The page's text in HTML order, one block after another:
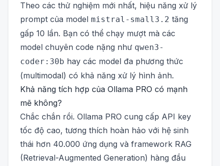
Theo các thử nghiệm mới nhất, hiệu năng xử lý
prompt của model mistral-small3.2 tăng
gấp 10 lần. Bạn có thể chạy mượt mà các
model chuyên code nặng như qwen3-
coder:30b hay các model đa phương thức
(multimodal) có khả năng xử lý hình ảnh.
Khả năng tích hợp của Ollama PRO có mạnh
mẽ không?
Chắc chắn rồi. Ollama PRO cung cấp API key
tốc độ cao, tương thích hoàn hảo với hệ sinh
thái hơn 40.000 ứng dụng và framework RAG
(Retrieval-Augmented Generation) hàng đầu